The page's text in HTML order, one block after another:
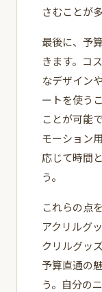
さむことが
最後に、予
きます。コ
なデザイン
ートを使う
ことが可能
モーション
応じて時間
う。
これらの点
アクリルグ
クリルグッ
予算直通の
う。自分の